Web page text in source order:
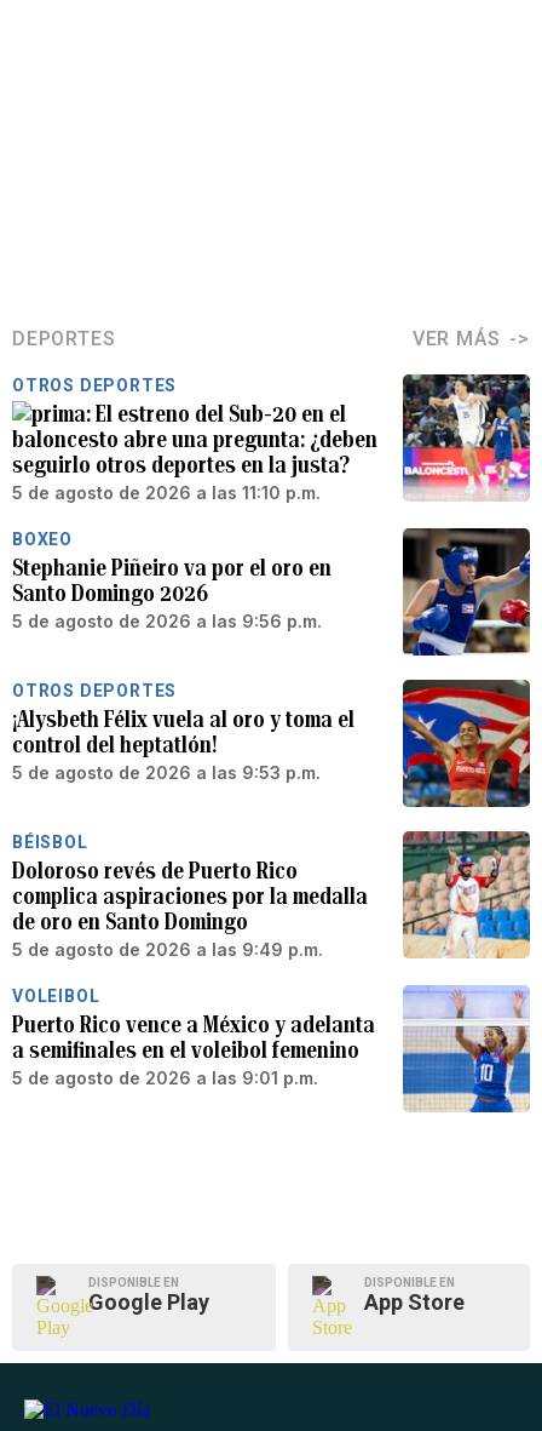
DEPORTES VER MÁS
OTROS DEPORTES
El estreno del Sub-20 en el
baloncesto abre una pregunta: ¿deben
seguirlo otros deportes en la justa?
5 de agosto de 2026 a las 11:10 p.m.
BOXEO
Stephanie Piñeiro va por el oro en
Santo Domingo 2026
5 de agosto de 2026 a las 9:56 p.m.
OTROS DEPORTES
¡Alysbeth Félix vuela al oro y toma el
control del heptatlón!
5 de agosto de 2026 a las 9:53 p.m.
BÉISBOL
Doloroso revés de Puerto Rico
complica aspiraciones por la medalla
de oro en Santo Domingo
5 de agosto de 2026 a las 9:49 p.m.
VOLEIBOL
Puerto Rico vence a México y adelanta
a semifinales en el voleibol femenino
5 de agosto de 2026 a las 9:01 p.m.
DISPONIBLE EN
Google Play
DISPONIBLE EN
App Store